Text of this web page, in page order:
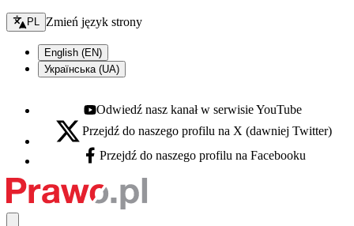
Zmień język - bieżący:
PL Zmień język strony
English (EN)
Українська (UA)
Youtube - otwiera się w nowej karcie
Odwiedź nasz kanał w serwisie YouTube
X - otwiera się w nowej karcie
Przejdź do naszego profilu na X (dawniej Twitter)
Facebook - otwiera się w nowej karcie
Przejdź do naszego profilu na Facebooku